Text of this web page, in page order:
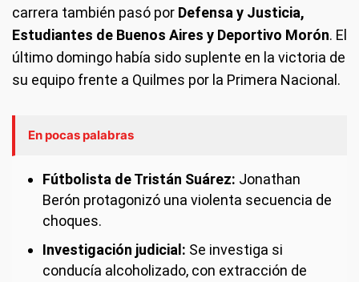
carrera también pasó por Defensa y Justicia,
Estudiantes de Buenos Aires y Deportivo Morón. El
último domingo había sido suplente en la victoria de
su equipo frente a Quilmes por la Primera Nacional.
En pocas palabras
Fútbolista de Tristán Suárez: Jonathan
Berón protagonizó una violenta secuencia de
choques.
Investigación judicial: Se investiga si
conducía alcoholizado, con extracción de